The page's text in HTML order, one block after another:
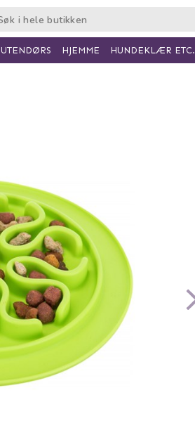
UTENDØRS HJEMME HUNDEKLÆR ETC.